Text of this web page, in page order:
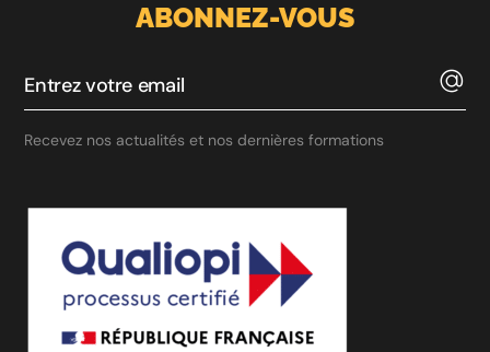
ABONNEZ-VOUS
Recevez nos actualités et nos dernières formations